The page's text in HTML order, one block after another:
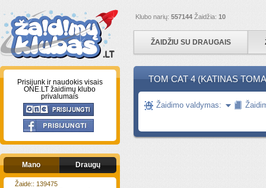
Klubo narių: 557144 Žaidžia: 10
ŽAIDŽIU SU DRAUGAIS
Prisijunk ir naudokis visais
ONE.LT žaidimų klubo
privalumais
Mano Draugų
Žaidė:: 139475
TOM CAT 4 (KATINAS
Žaidimo valdymas: